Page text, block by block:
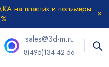
на пластик и полимеры
sales@3d-m.ru
8(495)134-42-56